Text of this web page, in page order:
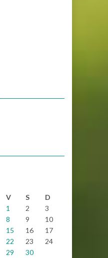
V S D
1 2
3
8 9
10
15 16
17
22 23
24
29 30